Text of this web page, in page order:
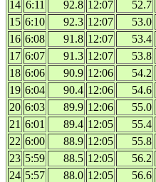
14 6:11 92.8 12:07 52.7
15 6:10 92.3 12:07 53.0
16 6:08 91.8 12:07 53.4
17 6:07 91.3 12:07 53.8
18 6:06 90.9 12:06 54.2
19 6:04 90.4 12:06 54.6
20 6:03 89.9 12:06 55.0
21 6:01 89.4 12:05 55.4
22 6:00 88.9 12:05 55.8
23 5:59 88.5 12:05 56.2
24 5:57 88.0 12:05 56.6